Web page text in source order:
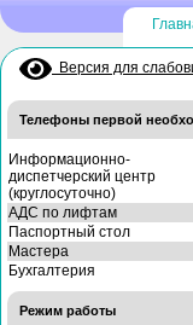
Версия для
Телефоны первой
Информационно-
диспетчерский центр
(круглосуточно)
АДС по лифтам
Паспортный стол
Мастера
Бухгалтерия
Режим работы